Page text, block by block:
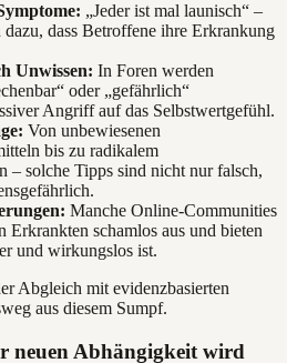
„Jeder ist mal launisch“ –
dazu, dass Betroffene ihre Erkrankung
Unwissen: In Foren werden
oder „gefährlich“
Angriff auf das Selbstwertgefühl.
Von unbewiesenen
bis zu radikalem
– solche Tipps sind nicht nur falsch,
Manche Online-Communities
Erkrankten schamlos aus und bieten
und wirkungslos ist.
Abgleich mit evidenzbasierten
aus diesem Sumpf.
neuen Abhängigkeit wird